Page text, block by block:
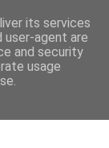
its services
user-agent are
and security
usage